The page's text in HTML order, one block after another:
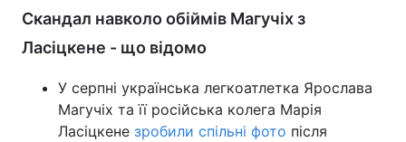
Скандал навколо обіймів Магучіх з
Ласіцкене - що відомо
У серпні українська легкоатлетка Ярослава
Магучіх та її російська колега Марія
Ласіцкене зробили спільні фото після